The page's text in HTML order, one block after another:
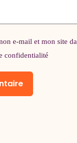
e-mail et mon site
confidentialité